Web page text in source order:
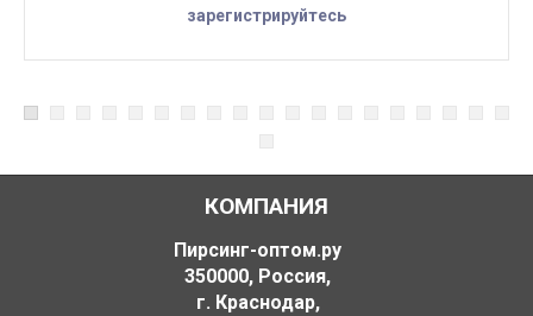
зарегистрируйтесь
КОМПАНИЯ
Пирсинг-оптом.ру
350000, Россия,
г. Краснодар,